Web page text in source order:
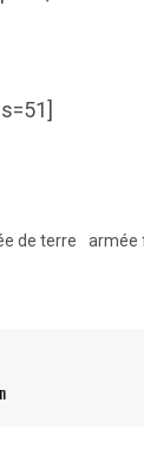
de terre armée